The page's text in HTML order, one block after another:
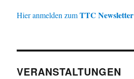
Hier anmelden zumTTC Newsletter
VERANSTALTUNGEN